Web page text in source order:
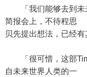
「我们能够去到未
简报会上，不待程思
贝先提出想法，已经有
「很可惜，这部
自未来世界人类的一